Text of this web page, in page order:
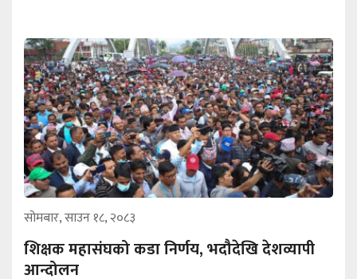
सोमबार, साउन १८, २०८३
शिक्षक महासंघको कडा निर्णय, भदौदेखि देशव्यापी
आन्दोलन